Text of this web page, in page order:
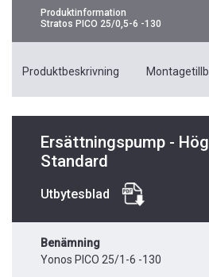
Produktinformation
Stratos PICO 25/0,5-6 -130
Produktbeskrivning
Ersättningspump -
Standard
Utbytesblad
Benämning
Yonos PICO 25/1-6 -130